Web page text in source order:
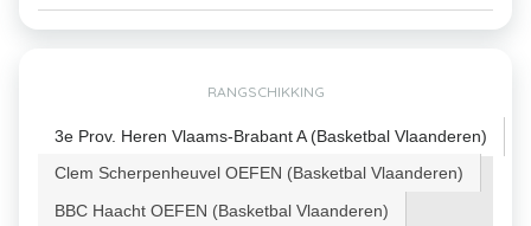
RANGSCHIKKING
3e Prov. Heren Vlaams-Brabant A (Basketbal Vlaanderen)
Clem Scherpenheuvel OEFEN (Basketbal Vlaanderen)
BBC Haacht OEFEN (Basketbal Vlaanderen)